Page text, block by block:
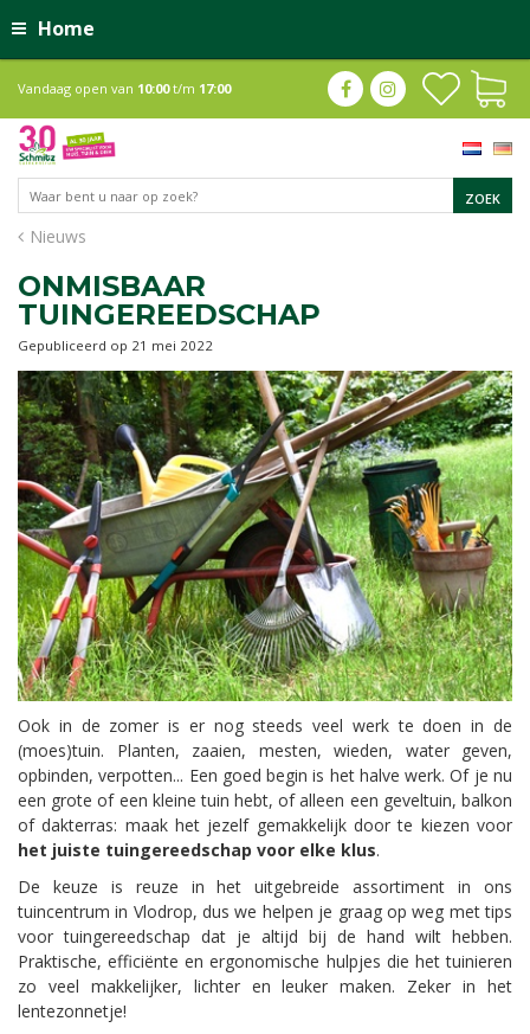
Home
Nieuws
Vandaag open van 10:00t/m 17:00
ONMISBAAR
TUINGEREEDSCHAP
Gepubliceerd op 21 mei 2022
Ook in de zomer is er nog steeds veel werk te doen in de
(moes)tuin. Planten, zaaien, mesten, wieden, water geven,
opbinden, verpotten... Een goed begin is het halve werk. Of je nu
een grote of een kleine tuin hebt, of alleen een geveltuin, balkon
of dakterras: maak het jezelf gemakkelijk door te kiezen voor
het juiste tuingereedschap voor elke klus.
De keuze is reuze in het uitgebreide assortiment in ons
tuincentrum in Vlodrop, dus we helpen je graag op weg met tips
voor tuingereedschap dat je altijd bij de hand wilt hebben.
Praktische, efficiënte en ergonomische hulpjes die het tuinieren
zo veel makkelijker, lichter en leuker maken. Zeker in het
lentezonnetje!